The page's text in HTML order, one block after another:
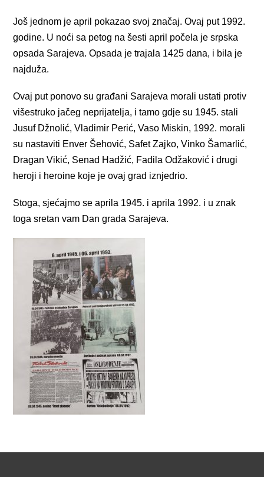
Još jednom je april pokazao svoj značaj. Ovaj put 1992.
godine. U noći sa petog na šesti april počela je srpska
opsada Sarajeva. Opsada je trajala 1425 dana, i bila je
najduža.
Ovaj put ponovo su građani Sarajeva morali ustati protiv
višestruko jačeg neprijatelja, i tamo gdje su 1945. stali
Jusuf Džnolić, Vladimir Perić, Vaso Miskin, 1992. morali
su nastaviti Enver Šehović, Safet Zajko, Vinko Šamarlić,
Dragan Vikić, Senad Hadžić, Fadila Odžaković i drugi
heroji i heroine koje je ovaj grad iznjedrio.
Stoga, sjećajmo se aprila 1945. i aprila 1992. i u znak
toga sretan vam Dan grada Sarajeva.